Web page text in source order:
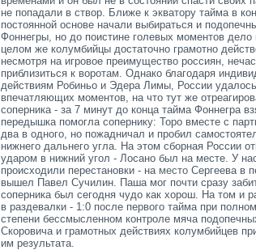
не попадали в створ. Ближе к экватору тайма в
постоянной основе начали выбираться и
Фоннегры, но до поистине голевых моментов
целом же колумбийцы достаточно грамотно
несмотря на игровое преимущество россиян,
приблизиться к воротам. Однако благодаря
действиям Робиньо и Эдера Лимы, России
впечатляющих моментов, на что тут же
соперника - за 7 минут до конца тайма Фоннегра
передышка помогла сопернику: Торо вместе с
два в одного, но пожадничал и пробил
нижнего дальнего угла. На этом сборная России
ударом в нижний угол - Лосано был на месте. У
происходили перестановки - на место Сергеева в
вышел Павел Сучилин. Паша мог почти сразу
соперника был сегодня чудо как хорош. На том и
в раздевалки - 1:0 после первого тайма при
степени бессмысленном контроле мяча
Скоровича и грамотных действиях колумбийцев
им результата.